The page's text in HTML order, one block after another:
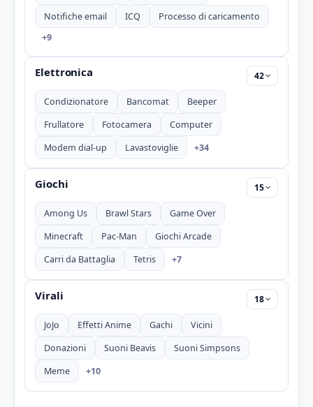
Notifiche email
ICQ
Processo di caricamento
+9
Elettronica
Condizionatore Bancomat
Beeper
Frullatore
Fotocamera
Computer
Modem dial-up
Lavastoviglie +34
42
Giochi
Among Us Brawl Stars
Game Over
Minecraft
Pac-Man
Giochi Arcade
Carri da Battaglia
Tetris +7
15
Virali
JoJo Effetti Anime Gachi
Vicini
Donazioni
Suoni Beavis
Suoni Simpsons
Meme
+10
18